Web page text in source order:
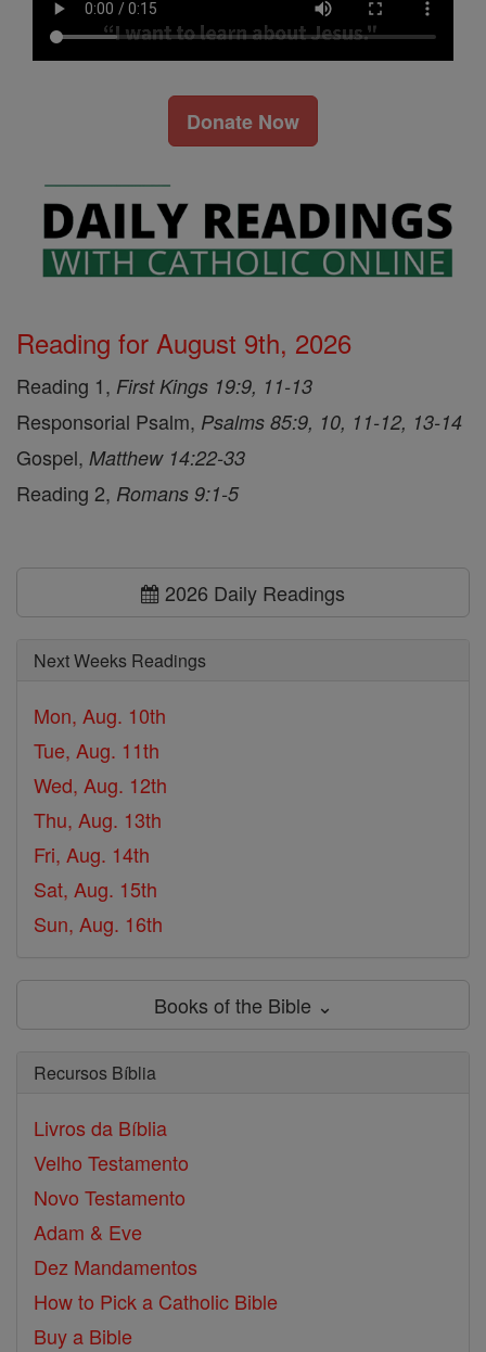
Donate Now
Reading for August 9th, 2026
Reading 1, First Kings 19:9, 11-13
Responsorial Psalm, Psalms 85:9, 10, 11-12, 13-14
Gospel, Matthew 14:22-33
Reading 2, Romans 9:1-5
2026 Daily Readings
Next Weeks Readings
Mon, Aug. 10th
Tue, Aug. 11th
Wed, Aug. 12th
Thu, Aug. 13th
Fri, Aug. 14th
Sat, Aug. 15th
Sun, Aug. 16th
Books of the Bible ⌄
Recursos Bíblia
Livros da Bíblia
Velho Testamento
Novo Testamento
Adam & Eve
Dez Mandamentos
How to Pick a Catholic Bible
Buy a Bible